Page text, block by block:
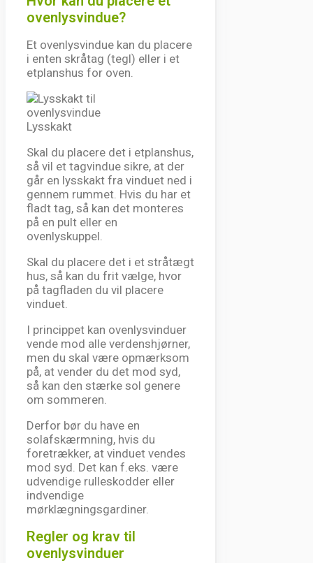
ovenlysvindue?
Et ovenlysvindue kan du placere
i enten skråtag (tegl) eller i et
etplanshus for oven.
Lysskakt
Skal du placere det i etplanshus,
så vil et tagvindue sikre, at der
går en lysskakt fra vinduet ned i
gennem rummet. Hvis du har et
fladt tag, så kan det monteres
på en pult eller en
ovenlyskuppel.
Skal du placere det i et stråtægt
hus, så kan du frit vælge, hvor
på tagfladen du vil placere
vinduet.
I princippet kan ovenlysvinduer
vende mod alle verdenshjørner,
men du skal være opmærksom
på, at vender du det mod syd,
så kan den stærke sol genere
om sommeren.
Derfor bør du have en
solafskærmning, hvis du
foretrækker, at vinduet vendes
mod syd. Det kan f.eks. være
udvendige rulleskodder eller
indvendige
mørklægningsgardiner.
Regler og krav til
ovenlysvinduer